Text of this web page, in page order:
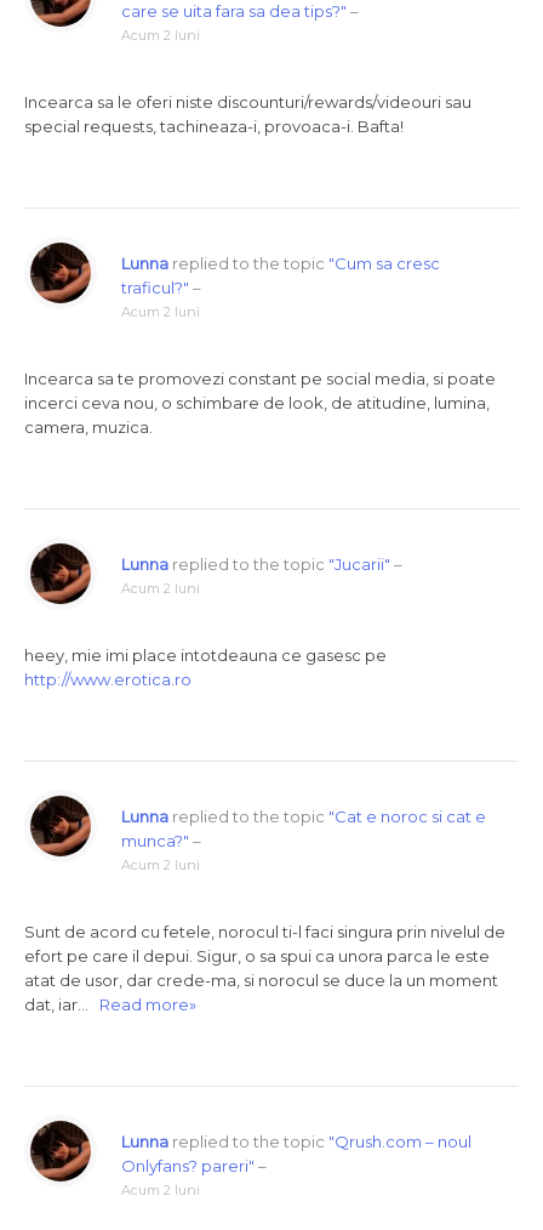
care se uita fara sa dea tips?" –
Acum 2 luni
Incearca sa le oferi niste discounturi/rewards/videouri sau
special requests, tachineaza-i, provoaca-i. Bafta!
Lunna replied to the topic "Cum sa cresc
traficul?" –
Acum 2 luni
Incearca sa te promovezi constant pe social media, si poate
incerci ceva nou, o schimbare de look, de atitudine, lumina,
camera, muzica.
Lunna replied to the topic "Jucarii" –
Acum 2 luni
heey, mie imi place intotdeauna ce gasesc pe
http://www.erotica.ro
Lunna replied to the topic "Cat e noroc si cat e
munca?" –
Acum 2 luni
Sunt de acord cu fetele, norocul ti-l faci singura prin nivelul de
efort pe care il depui. Sigur, o sa spui ca unora parca le este
atat de usor, dar crede-ma, si norocul se duce la un moment
dat, iar… Read more»
Lunna replied to the topic "Qrush.com – noul
Onlyfans? pareri" –
Acum 2 luni